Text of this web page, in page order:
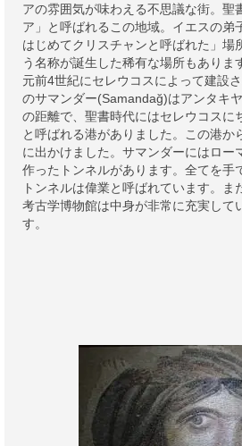
アの雰囲気が味わえる不思議な街。聖
ア」と呼ばれるこの地域。イエスの弟
はじめてクリスチャンと呼ばれた」場
う名称が誕生した稀有な場所もありま
元前4世紀にセレウコスによって建設
のサマンダー(Samandağ)はアンタキ
の距離で、聖書時代にはセレウコスに
と呼ばれる港がありました。この港か
に出かけました。サマンダーにはロー
作ったトンネルがあります。全てを手
トンネルは偉業と呼ばれています。ま
考古学博物館は中身が非常に充実して
す。